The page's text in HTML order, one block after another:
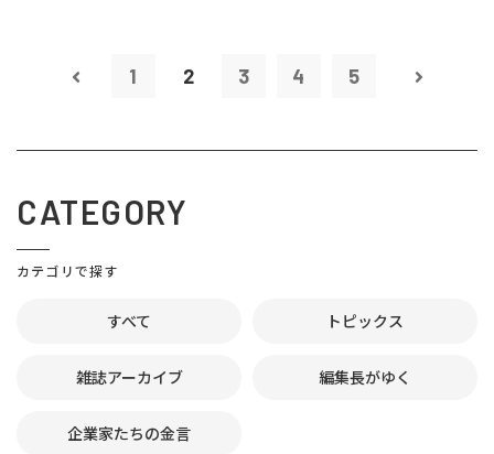
1 2 3 4 5
CATEGORY
カテゴリで探す
すべて トピックス
雑誌アーカイブ 編集長がゆく
企業家たちの金言